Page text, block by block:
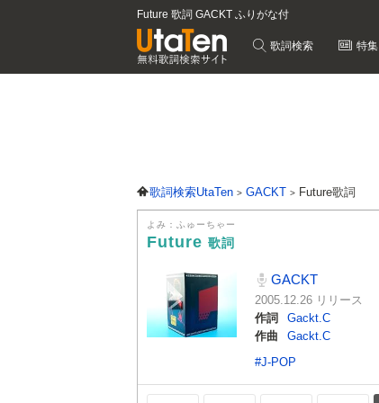
Future 歌詞 GACKT ふりがな付
歌詞検索 特集
歌詞検索UtaTen GACKT Future歌詞
よみ：ふゅーちゃー
Future 歌詞
GACKT
2005.12.26 リリース
作詞
Gackt.C
作曲
Gackt.C
#J-POP